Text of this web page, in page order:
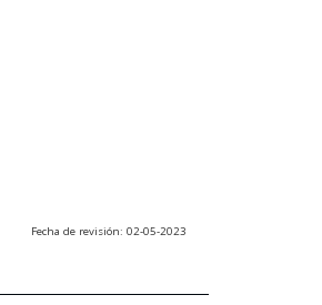
Fecha de revisión: 02-05-2023